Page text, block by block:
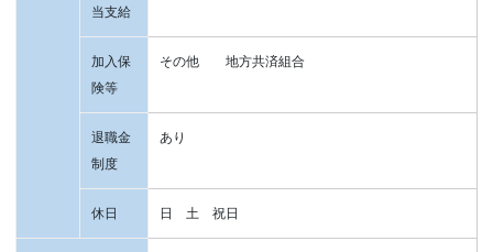
当支給
加入保
険等
その他 地方共済組合
退職金
制度
あり
休日 日 土 祝日